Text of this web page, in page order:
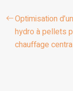
Optimisation
hydro à pellets
chauffage